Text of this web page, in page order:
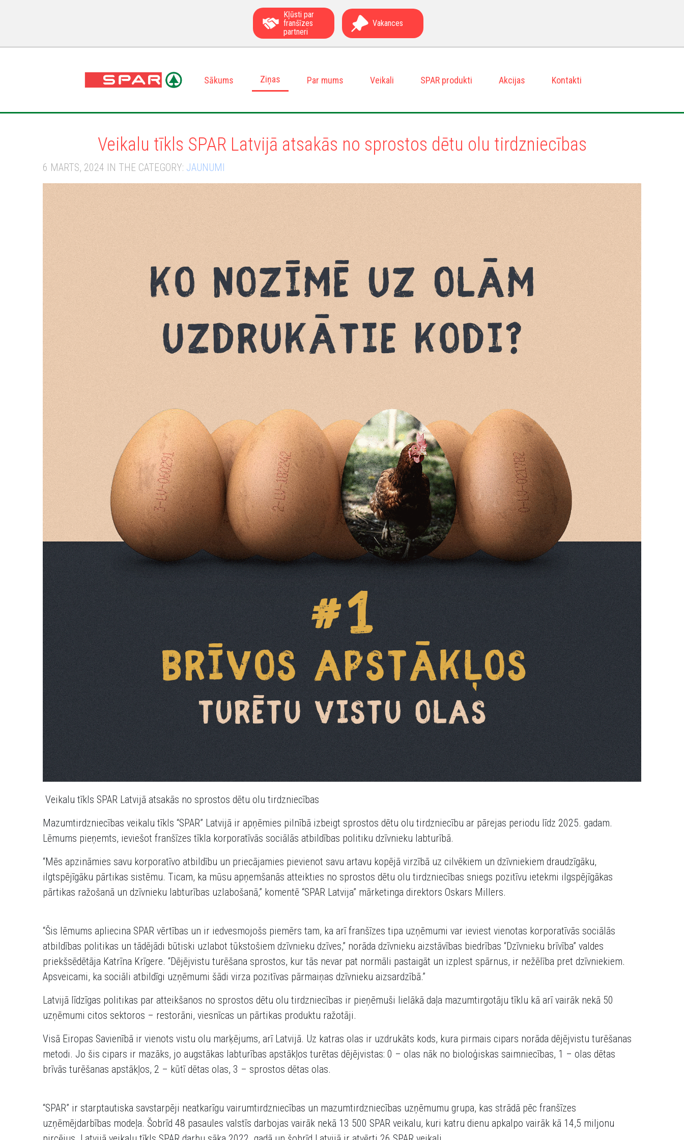
Kļūsti par
franšīzes
partneri
Vakances
Sākums Ziņas Par mums Veikali SPAR produkti Akcijas Kontakti
Veikalu tīkls SPAR Latvijā atsakās no sprostos dētu olu tirdzniecības
6 MARTS, 2024 IN THE CATEGORY: JAUNUMI
Veikalu tīkls SPAR Latvijā atsakās no sprostos dētu olu tirdzniecības
Mazumtirdzniecības veikalu tīkls “SPAR” Latvijā ir apņēmies pilnībā izbeigt sprostos dētu olu tirdzniecību ar pārejas periodu līdz 2025. gadam.
Lēmums pieņemts, ieviešot franšīzes tīkla korporatīvās sociālās atbildības politiku dzīvnieku labturībā.
“Mēs apzināmies savu korporatīvo atbildību un priecājamies pievienot savu artavu kopējā virzībā uz cilvēkiem un dzīvniekiem draudzīgāku,
ilgtspējīgāku pārtikas sistēmu. Ticam, ka mūsu apņemšanās atteikties no sprostos dētu olu tirdzniecības sniegs pozitīvu ietekmi ilgspējīgākas
pārtikas ražošanā un dzīvnieku labturības uzlabošanā,” komentē “SPAR Latvija” mārketinga direktors Oskars Millers.
“Šis lēmums apliecina SPAR vērtības un ir iedvesmojošs piemērs tam, ka arī franšīzes tipa uzņēmumi var ieviest vienotas korporatīvās sociālās
atbildības politikas un tādējādi būtiski uzlabot tūkstošiem dzīvnieku dzīves,” norāda dzīvnieku aizstāvības biedrības “Dzīvnieku brīvība” valdes
priekšsēdētāja Katrīna Krīgere. “Dējējvistu turēšana sprostos, kur tās nevar pat normāli pastaigāt un izplest spārnus, ir nežēlība pret dzīvniekiem.
Apsveicami, ka sociāli atbildīgi uzņēmumi šādi virza pozitīvas pārmaiņas dzīvnieku aizsardzībā.”
Latvijā līdzīgas politikas par atteikšanos no sprostos dētu olu tirdzniecības ir pieņēmuši lielākā daļa mazumtirgotāju tīklu kā arī vairāk nekā 50
uzņēmumi citos sektoros – restorāni, viesnīcas un pārtikas produktu ražotāji.
Visā Eiropas Savienībā ir vienots vistu olu marķējums, arī Latvijā. Uz katras olas ir uzdrukāts kods, kura pirmais cipars norāda dējējvistu turēšanas
metodi. Jo šis cipars ir mazāks, jo augstākas labturības apstākļos turētas dējējvistas: 0 – olas nāk no bioloģiskas saimniecības, 1 – olas dētas
brīvās turēšanas apstākļos, 2 – kūtī dētas olas, 3 – sprostos dētas olas.
“SPAR” ir starptautiska savstarpēji neatkarīgu vairumtirdzniecības un mazumtirdzniecības uzņēmumu grupa, kas strādā pēc franšīzes
uzņēmējdarbības modeļa. Šobrīd 48 pasaules valstīs darbojas vairāk nekā 13 500 SPAR veikalu, kuri katru dienu apkalpo vairāk kā 14,5 miljonu